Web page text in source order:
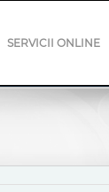
SERVICII ONLINE